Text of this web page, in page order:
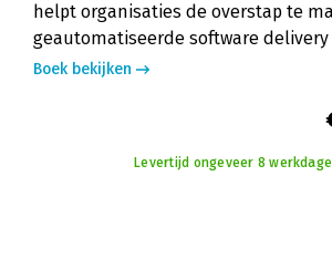
helpt organisaties de overstap te
geautomatiseerde software
Boek bekijken
Levertijd ongeveer 8